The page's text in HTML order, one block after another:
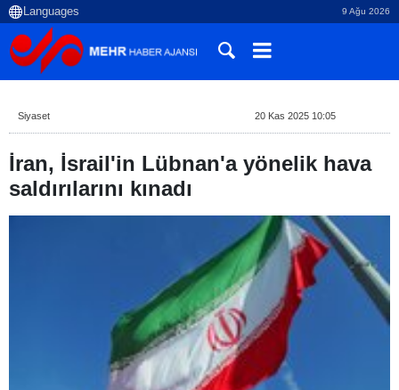
9 Ağu 2026
Siyaset 20 Kas 2025 10:05
İran, İsrail'in Lübnan'a yönelik hava
saldırılarını kınadı